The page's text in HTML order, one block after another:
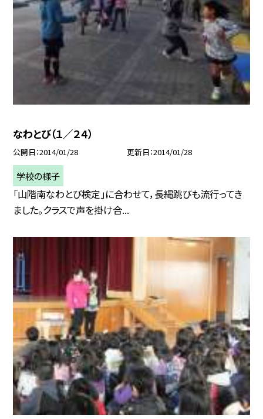
なわとび（１／２４）
公開日 2014/01/28 更新日 2014/01/28
学校の様子
「山階南なわとび検定」に合わせて，長縄跳びも流行ってき
ました。クラスで声を掛け合...